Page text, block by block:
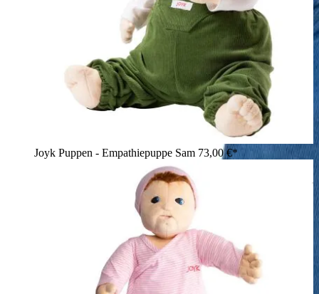
Joyk Puppen - Empathiepuppe Sam 73,00 €*